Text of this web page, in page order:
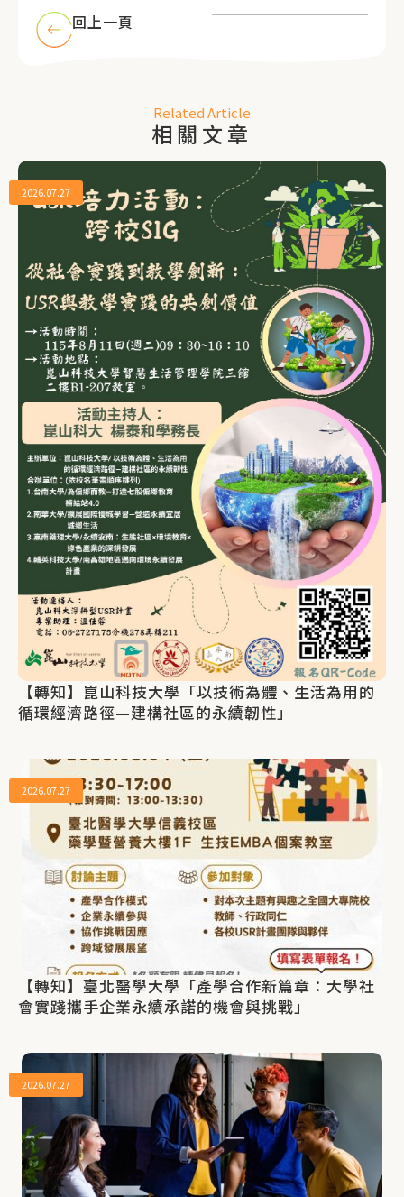
回上一頁
Related Article
相關文章
【轉知】崑山科技大學「以技術為體、生活為用的
循環經濟路徑—建構社區的永續韌性」
2026.07.27
【轉知】臺北醫學大學「產學合作新篇章：大學社
會實踐攜手企業永續承諾的機會與挑戰」
2026.07.27
2026.07.27